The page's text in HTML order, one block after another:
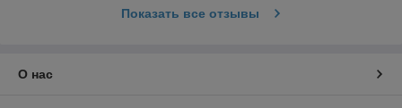
Показать все отзывы
О нас